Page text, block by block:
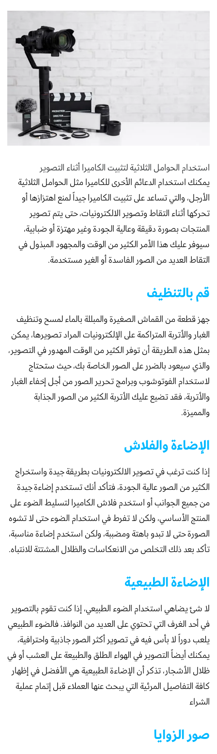
استخدام الحوامل الثلاثية لتثبيت الكاميرا أثناء التصوير
يمكنك استخدام الدعائم الأخرى للكاميرا مثل الحوامل الثلاثية
الأرجل، والتي تساعد على تثبيت الكاميرا جيداً لمنع اهتزازها أو
تحركها أثناء التقاط وتصوير الالكترونيات، حتى يتم تصوير
المنتجات بصورة دقيقة وعالية الجودة وغير مهتزة أو ضبابية،
سيوفر عليك هذا الأمر الكثير من الوقت والمجهود المبذول في
التقاط العديد من الصور الفاسدة أو الغير مستخدمة.
قم بالتنظيف
جهز قطعة من القماش الصغيرة والمبللة بالماء لمسح وتنظيف
الغبار والأتربة المتراكمة على الإلكترونيات المراد تصويرها، يمكن
بمثل هذه الطريقة أن توفر الكثير من الوقت المهدور في التصوير،
والذي سيعود بالضرر على الصور الخاصة بك، حيث ستحتاج
لاستخدام الفوتوشوب وبرامج تحرير الصور من أجل إخفاء الغبار
والأتربة، فقد تضيع عليك الأتربة الكثير من الصور الجذابة
والمميزة.
الإضاءة والفلاش
إذا كنت ترغب في تصوير الالكترونيات بطريقة جيدة واستخراج
الكثير من الصور عالية الجودة، فتأكد أنك تستخدم إضاءة جيدة
من جميع الجوانب أو استخدم فلاش الكاميرا لتسليط الضوء على
المنتج الأساسي، ولكن لا تفرط في استخدام الضوء حتى لا تشوه
الصورة حتى لا تبدو باهتة ومضببة، ولكن استخدم إضاءة مناسبة،
تأكد بعد ذلك التخلص من الانعكاسات والظلال المشتتة للانتباه.
الإضاءة الطبيعية
لا شئ يضاهي استخدام الضوء الطبيعي، إذا كنت تقوم بالتصوير
في أحد الغرف التي تحتوي على العديد من النوافذ، فالضوء الطبيعي
يلعب دوراً لا بأس فيه في تصوير أكثر الصور جاذبية واحترافية،
يمكنك أيضاً التصوير في الهواء الطلق والطبيعة على العشب أو في
ظلال الأشجار، تذكر أن الإضاءة الطبيعية هي الأفضل في إظهار
كافة التفاصيل المرئية التي يبحث عنها العملاء قبل إتمام عملية
الشراء
صور الزوايا